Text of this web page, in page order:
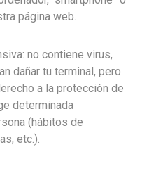
página web.
no contiene virus,
dañar tu terminal, pero
a la protección de
determinada
(hábitos de
etc.).